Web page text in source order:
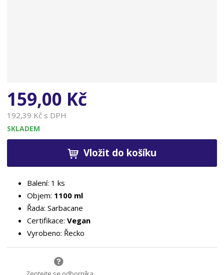
159,00 Kč
192,39 Kč s DPH
SKLADEM
Vložit do košíku
Balení: 1 ks
Objem: 1100 ml
Řada: Sarbacane
Certifikace:Vegan
Vyrobeno: Řecko